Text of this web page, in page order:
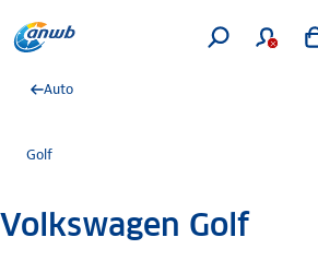
Auto
Golf
Volkswagen Golf